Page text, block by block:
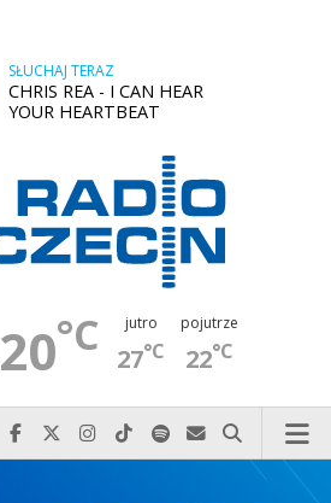
SŁUCHAJ TERAZ
CHRIS REA - I CAN HEAR
YOUR HEARTBEAT
20°C jutro
27°C
pojutrze
22°C
Najlepiej po prostu do nas zadzwoń
Odwiedź nas na Facebook-u
Odwiedź nas na X
Odwiedź nas na Instagram-ie
Odwiedź nas na TikTok-u
Szukaj nas na Spotify
Wyślij do nas
Szukaj